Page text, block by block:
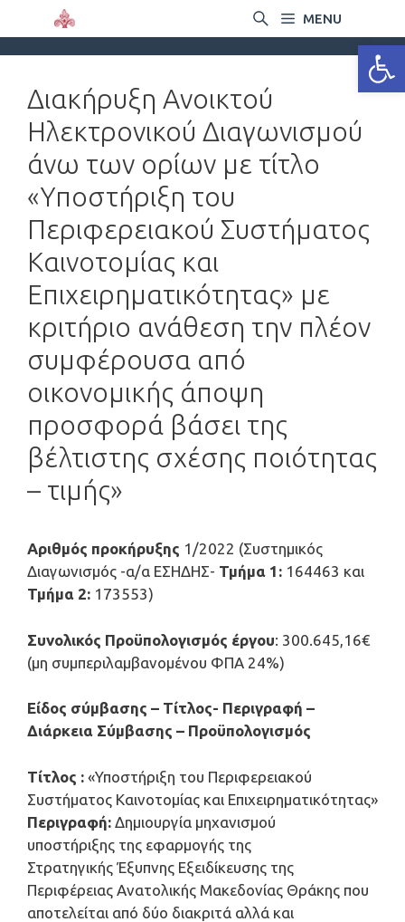
MENU
Διακήρυξη Ανοικτού
Ηλεκτρονικού Διαγωνισμού
άνω των ορίων με τίτλο
«Υποστήριξη του
Περιφερειακού Συστήματος
Καινοτομίας και
Επιχειρηματικότητας» με
κριτήριο ανάθεση την πλέον
συμφέρουσα από
οικονομικής άποψη
προσφορά βάσει της
βέλτιστης σχέσης ποιότητας
– τιμής»
Αριθμός προκήρυξης 1/2022 (Συστημικός
Διαγωνισμός -α/α ΕΣΗΔΗΣ- Τμήμα 1: 164463 και
Τμήμα 2: 173553)
Συνολικός Προϋπολογισμός έργου: 300.645,16€
(μη συμπεριλαμβανομένου ΦΠΑ 24%)
Είδος σύμβασης – Τίτλος- Περιγραφή –
Διάρκεια Σύμβασης – Προϋπολογισμός
Τίτλος : «Υποστήριξη του Περιφερειακού
Συστήματος Καινοτομίας και Επιχειρηματικότητας»
Περιγραφή: Δημιουργία μηχανισμού
υποστήριξης της εφαρμογής της
Στρατηγικής Έξυπνης Εξειδίκευσης της
Περιφέρειας Ανατολικής Μακεδονίας Θράκης που
αποτελείται από δύο διακριτά αλλά και